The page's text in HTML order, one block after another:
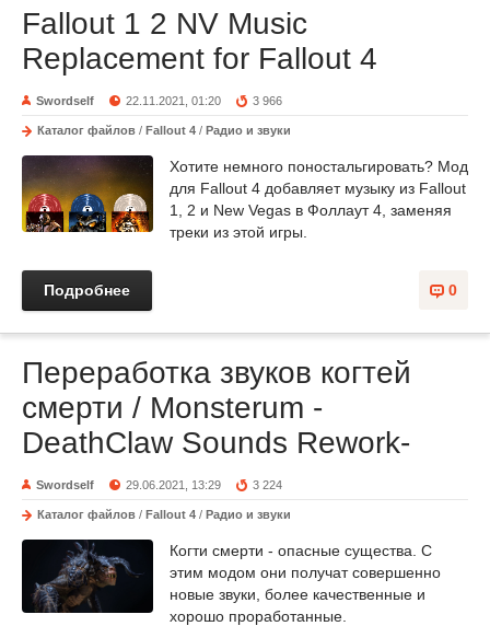
Fallout 1 2 NV Music
Replacement for Fallout 4
Swordself 22.11.2021, 01:20 3 966
Каталог файлов / Fallout 4 / Радио и звуки
Хотите немного поностальгировать? Мод
для Fallout 4 добавляет музыку из Fallout
1, 2 и New Vegas в Фоллаут 4, заменяя
треки из этой игры.
0
Подробнее
Переработка звуков когтей
смерти / Monsterum -
DeathClaw Sounds Rework-
Swordself 29.06.2021, 13:29 3 224
Каталог файлов / Fallout 4 / Радио и звуки
Когти смерти - опасные существа. С
этим модом они получат совершенно
новые звуки, более качественные и
хорошо проработанные.